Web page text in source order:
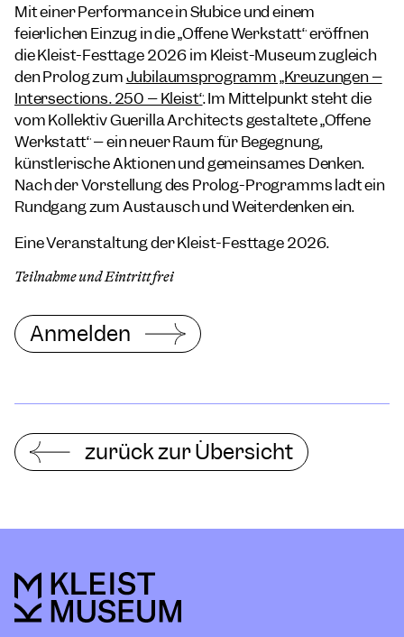
Mit einer Performance in Słubice und einem
feierlichen Einzug in die „Offene Werkstatt“ eröffnen
die Kleist-Festtage 2026 im Kleist-Museum zugleich
den Prolog zumJubiläumsprogramm „Kreuzungen –
Intersections. 250 – Kleist“. Im Mittelpunkt steht die
vom Kollektiv Guerilla Architects gestaltete „Offene
Werkstatt“ – ein neuer Raum für Begegnung,
künstlerische Aktionen und gemeinsames Denken.
Nach der Vorstellung des Prolog-Programms lädt ein
Rundgang zum Austausch und Weiterdenken ein.
Eine Veranstaltung der Kleist-Festtage 2026.
Teilnahme und Eintritt frei
Anmelden
zurück zur Übersicht